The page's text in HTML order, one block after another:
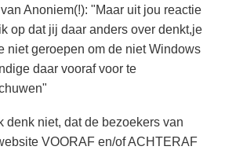
Anoniem(!): "Maar uit jou reactie
op dat jij daar anders over denkt,je
niet geroepen om de niet Windows
daar vooraf voor te
denk niet, dat de bezoekers van
VOORAF en/of ACHTERAF